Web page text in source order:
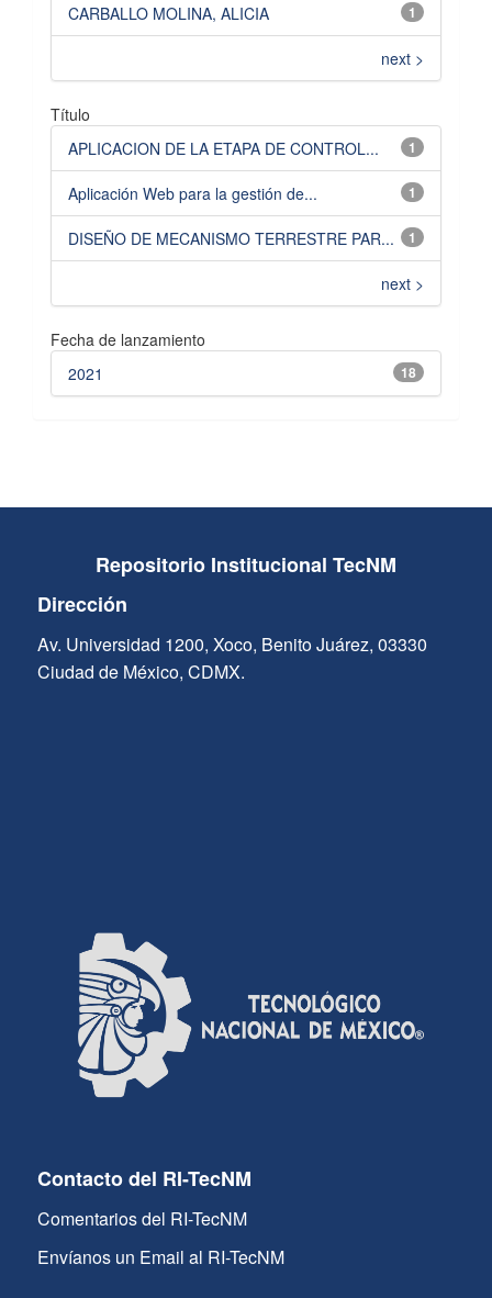
1
CARBALLO MOLINA, ALICIA
next >
Título
1
APLICACION DE LA ETAPA DE CONTROL...
1
Aplicación Web para la gestión de...
1
DISEÑO DE MECANISMO TERRESTRE PAR...
next >
Fecha de lanzamiento
18
2021
Repositorio Institucional TecNM
Dirección
Av. Universidad 1200, Xoco, Benito Juárez, 03330
Ciudad de México, CDMX.
Contacto del RI-TecNM
Comentarios del RI-TecNM
Envíanos un Email al RI-TecNM